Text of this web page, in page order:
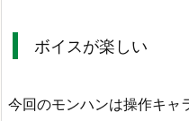
ボイスが楽しい
今回のモンハンは操作キャ